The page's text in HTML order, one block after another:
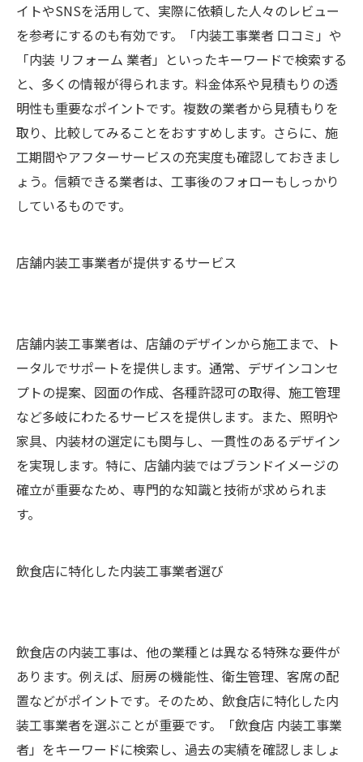
イトやSNSを活用して、実際に依頼した人々のレビュー
を参考にするのも有効です。「内装工事業者 口コミ」や
「内装 リフォーム 業者」といったキーワードで検索する
と、多くの情報が得られます。料金体系や見積もりの透
明性も重要なポイントです。複数の業者から見積もりを
取り、比較してみることをおすすめします。さらに、施
工期間やアフターサービスの充実度も確認しておきまし
ょう。信頼できる業者は、工事後のフォローもしっかり
しているものです。
店舗内装工事業者が提供するサービス
店舗内装工事業者は、店舗のデザインから施工まで、ト
ータルでサポートを提供します。通常、デザインコンセ
プトの提案、図面の作成、各種許認可の取得、施工管理
など多岐にわたるサービスを提供します。また、照明や
家具、内装材の選定にも関与し、一貫性のあるデザイン
を実現します。特に、店舗内装ではブランドイメージの
確立が重要なため、専門的な知識と技術が求められま
す。
飲食店に特化した内装工事業者選び
飲食店の内装工事は、他の業種とは異なる特殊な要件が
あります。例えば、厨房の機能性、衛生管理、客席の配
置などがポイントです。そのため、飲食店に特化した内
装工事業者を選ぶことが重要です。「飲食店 内装工事業
者」をキーワードに検索し、過去の実績を確認しましょ